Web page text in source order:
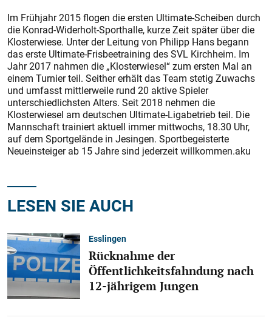
Im Frühjahr 2015 flogen die ersten Ultimate-Scheiben durch
die Konrad-Widerholt-Sporthalle, kurze Zeit später über die
Klosterwiese. Unter der Leitung von Philipp Hans begann
das erste Ultimate-Frisbeetraining des SVL Kirchheim. Im
Jahr 2017 nahmen die „Klosterwiesel“ zum ersten Mal an
einem Turnier teil. Seither erhält das Team stetig Zuwachs
und umfasst mittlerweile rund 20 aktive Spieler
unterschiedlichsten Alters. Seit 2018 nehmen die
Klosterwiesel am deutschen Ultimate-Ligabetrieb teil. Die
Mannschaft trainiert aktuell immer mittwochs, 18.30 Uhr,
auf dem Sportgelände in Jesingen. Sportbegeisterte
Neueinsteiger ab 15 Jahre sind jederzeit willkommen.aku
LESEN SIE AUCH
Esslingen
Rücknahme der
Öffentlichkeitsfahndung nach
12-jährigem Jungen